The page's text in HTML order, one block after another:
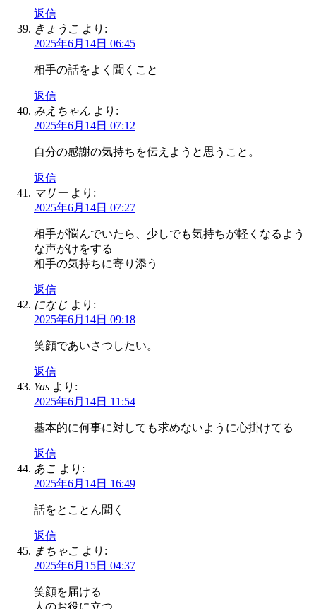
返信
きょうこ より:
2025年6月14日 06:45
相手の話をよく聞くこと
返信
みえちゃん より:
2025年6月14日 07:12
自分の感謝の気持ちを伝えようと思うこと。
返信
マリー より:
2025年6月14日 07:27
相手が悩んでいたら、少しでも気持ちが軽くなるよう
な声がけをする
相手の気持ちに寄り添う
返信
になじ より:
2025年6月14日 09:18
笑顔であいさつしたい。
返信
Yas より:
2025年6月14日 11:54
基本的に何事に対しても求めないように心掛けてる
返信
あこ より:
2025年6月14日 16:49
話をとことん聞く
返信
まちゃこ より:
2025年6月15日 04:37
笑顔を届ける